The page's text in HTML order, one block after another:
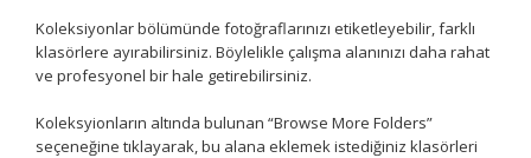
Koleksiyonlar bölümünde fotoğraflarınızı etiketleyebilir, farklı
klasörlere ayırabilirsiniz. Böylelikle çalışma alanınızı daha rahat
ve profesyonel bir hale getirebilirsiniz.
Koleksyionların altında bulunan “Browse More Folders”
seçeneğine tıklayarak, bu alana eklemek istediğiniz klasörleri